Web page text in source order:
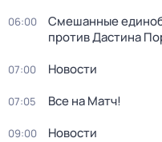
06:00
Смешанные
против Дастина
07:00 Новости
07:05 Все на Матч!
09:00 Новости